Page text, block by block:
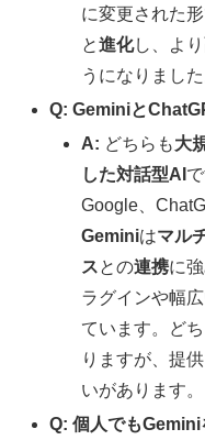
に変更された
と進化し、より
うになりました
Q: Geminiと
A: どちらも大
した対話型AI
Google、
Geminiはマル
スとの連携に
ラグインや幅
ています。ど
りますが、提
いがあります。
Q: 個人でもGemini